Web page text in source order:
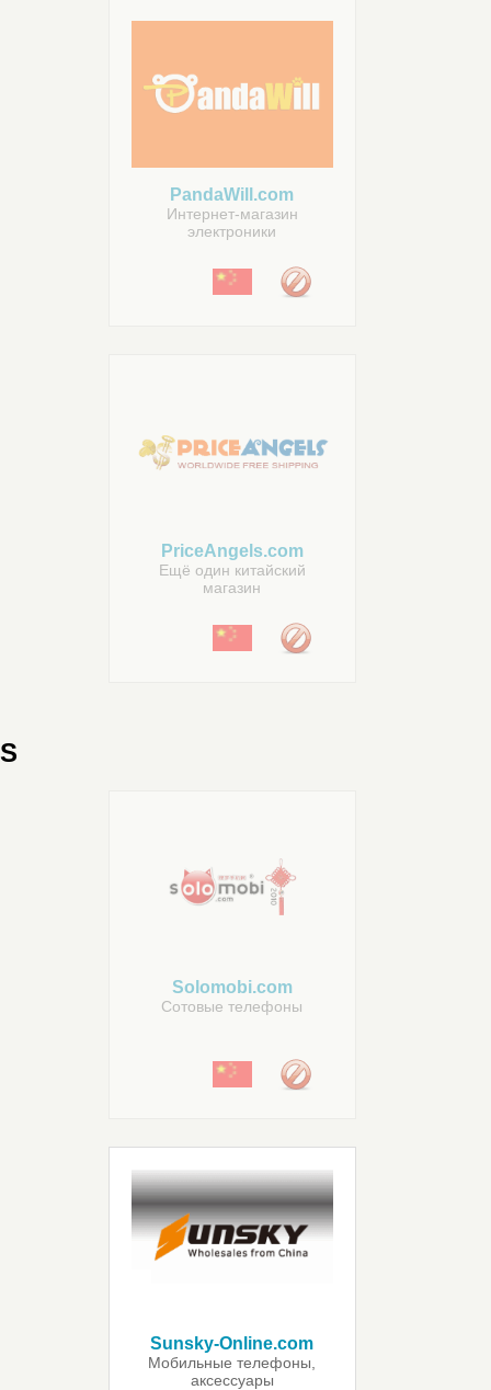
PandaWill.com
Интернет-магазин
электроники
PriceAngels.com
Ещё один китайский
магазин
S
Solomobi.com
Сотовые телефоны
Sunsky-Online.com
Мобильные телефоны,
аксессуары